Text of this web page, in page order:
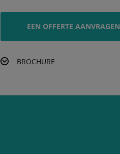
EEN OFFERTE AANVRAGEN
BROCHURE